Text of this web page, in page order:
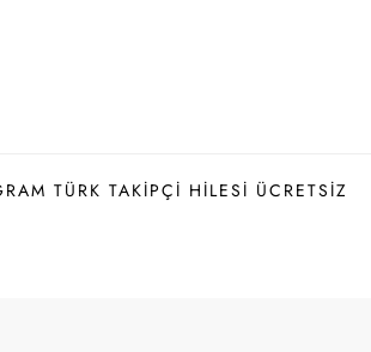
TÜRK TAKIPÇI HILESI ÜCRETSIZ